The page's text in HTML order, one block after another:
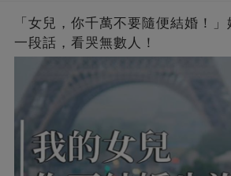
「女兒，你千萬不要隨便結婚！
一段話，看哭無數人！